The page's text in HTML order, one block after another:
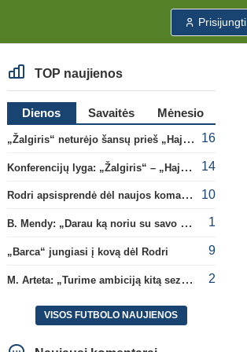
Prisijungti
TOP naujienos
Dienos Savaitės
Mėnesio
„Žalgiris“ neturėjo šansų prieš „Hajduk“
16
Konferencijų lyga: „Žalgiris“ – „Hajduk“ (rungtynės tiesiogiai) 14
Rodri apsisprendė dėl naujos komandos 10
B. Mendy: „Darau ką noriu su savo pasaulio čempionato titulu“ 1
„Barca“ jungiasi į kovą dėl Rodri 9
M. Arteta: „Turime ambiciją kitą sezoną kovoti dėl visų titulų“ 2
VISOS FUTBOLO NAUJIENOS